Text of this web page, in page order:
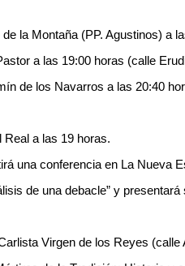
la Montaña (PP. Agustinos) a
a las 19:00 horas (calle
de los Navarros a las 20:40
Real a las 19 horas.
una conferencia en La Nueva
de una debacle” y presentará
Virgen de los Reyes (calle